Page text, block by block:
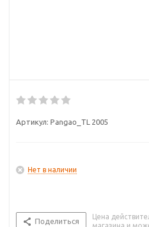
Артикул: Pangao_TL 2005
Нет в наличии
Поделиться
Цена